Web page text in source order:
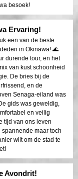
besoek!
Ervaring!
een van de beste
in Okinawa! 🌊
durende tour, en het
van kust schoonheid
De bries bij de
en de
Senaga-eiland was
gids was geweldig,
en veilig
tijd van ons leven
maar toch
wilt om de stad te
Avondrit!